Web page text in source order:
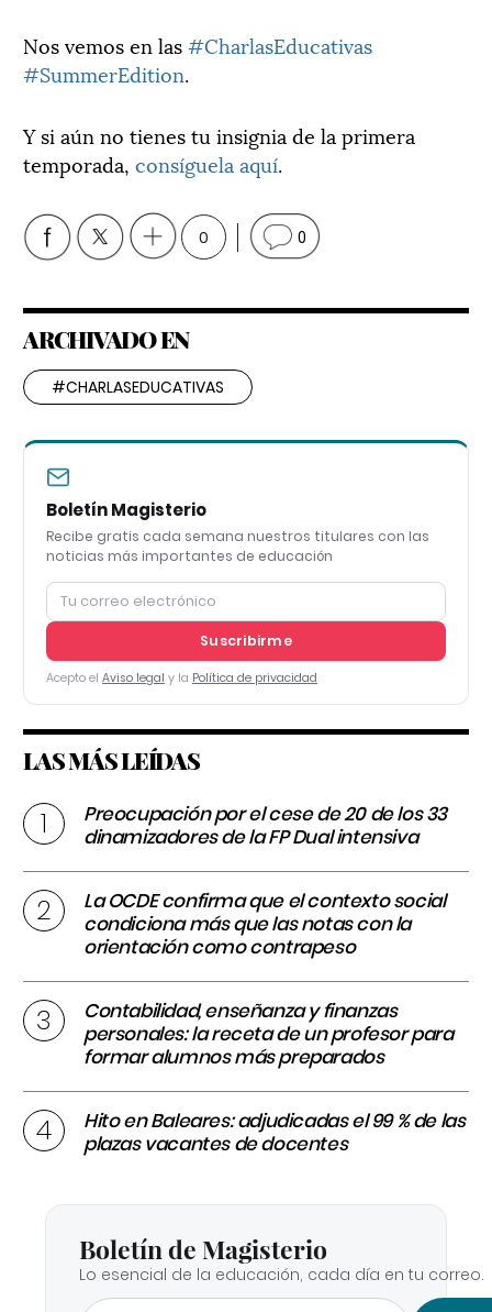
Nos vemos en las#CharlasEducativas
#SummerEdition.
Y si aún no tienes tu insignia de la primera
temporada, consíguela aquí.
0 0
ARCHIVADO EN
#CHARLASEDUCATIVAS
Boletín Magisterio
Recibe gratis cada semana nuestros titulares con las
noticias más importantes de educación
Suscribirme
Acepto el Aviso legal y la Política de privacidad
LAS MÁS LEÍDAS
Preocupación por el cese de 20 de los 33
dinamizadores de la FP Dual intensiva
La OCDE confirma que el contexto social
condiciona más que las notas con la
orientación como contrapeso
Contabilidad, enseñanza y finanzas
personales: la receta de un profesor para
formar alumnos más preparados
Hito en Baleares: adjudicadas el 99 % de las
plazas vacantes de docentes
Boletín de Magisterio
Lo esencial de la educación, cada día en tu correo.